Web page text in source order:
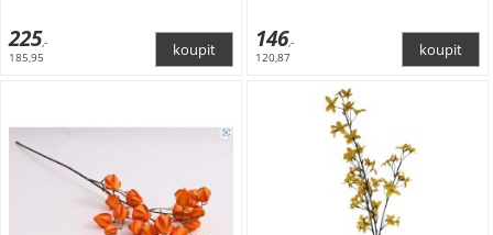
225,-
185,95
146,-
120,87